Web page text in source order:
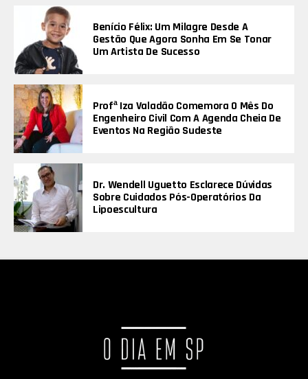
Benício Félix: Um Milagre Desde A
Gestão Que Agora Sonha Em Se Tonar
Um Artista De Sucesso
Profª Iza Valadão Comemora O Mês Do
Engenheiro Civil Com A Agenda Cheia De
Eventos Na Região Sudeste
Dr. Wendell Uguetto Esclarece Dúvidas
Sobre Cuidados Pós-Operatórios Da
Lipoescultura